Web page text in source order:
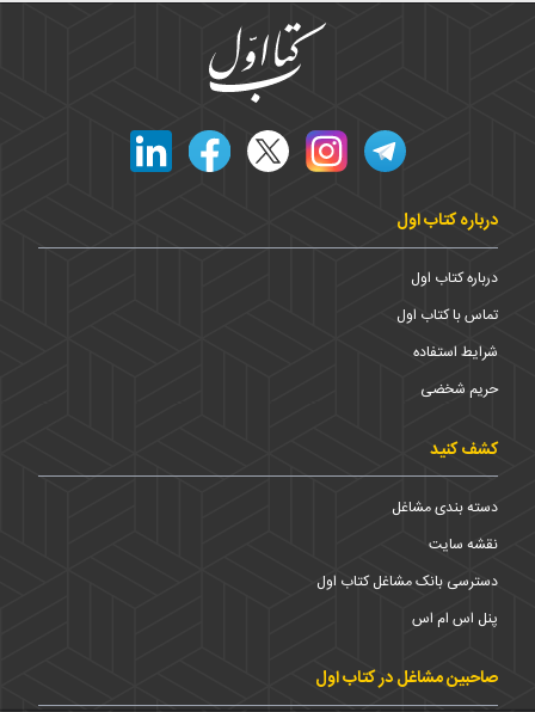
درباره کتاب اول
درباره کتاب اول
تماس با کتاب اول
شرایط استفاده
حریم شخضی
کشف کنید
دسته بندی مشاغل
نقشه سایت
دسترسی بانک مشاغل کتاب اول
پنل اس ام اس
صاحبین مشاغل در کتاب اول